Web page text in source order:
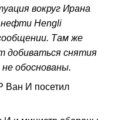
вокруг Ирана
нефти Hengli
Там же
добиваться снятия
не обоснованы.
Ван И посетил